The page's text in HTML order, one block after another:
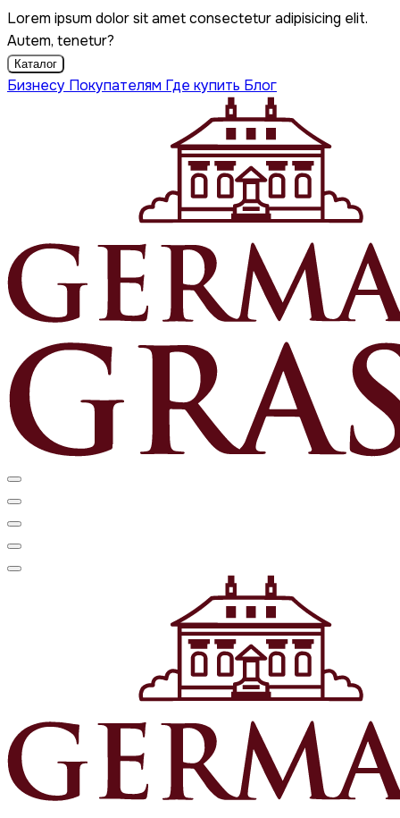
Lorem ipsum dolor sit amet consectetur adipisicing elit.
Autem, tenetur?
Каталог
Бизнесу Покупателям Где купить Блог